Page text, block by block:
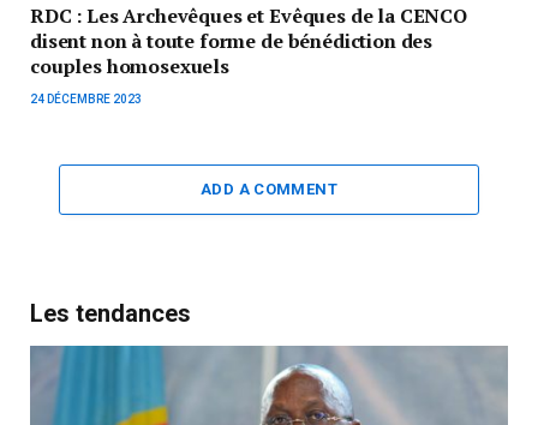
RDC : Les Archevêques et Evêques de la CENCO
disent non à toute forme de bénédiction des
couples homosexuels
24 DÉCEMBRE 2023
ADD A COMMENT
Les tendances